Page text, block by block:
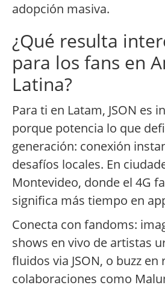
adopción masiva.
¿Qué resulta
para los fans en
Latina?
Para ti en Latam, JSON es
porque potencia lo que
generación: conexión
desafíos locales. En
Montevideo, donde el 4G
significa más tiempo en
Conecta con fandoms:
shows en vivo de artistas
fluidos via JSON, o buzz en
colaboraciones como